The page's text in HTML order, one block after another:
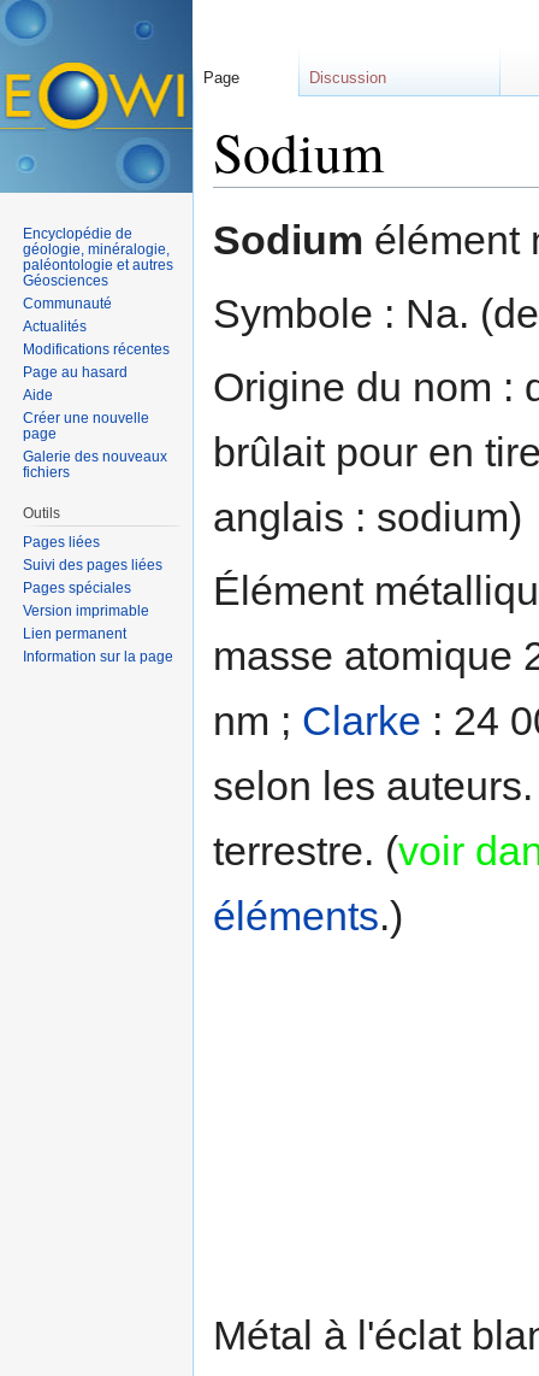
Sodium
Sodium élément
Symbole : Na.
Origine du nom :
brûlait pour en
anglais : sodium)
Élément
masse atomique
nm ; Clarke : 24
selon les
terrestre. (voir
éléments.)
Métal à l'éclat
Page Discussion
Encyclopédie de
géologie, minéralogie,
paléontologie et autres
Géosciences
Communauté
Actualités
Modifications récentes
Page au hasard
Aide
Créer une nouvelle
page
Galerie des nouveaux
fichiers
Outils
Pages liées
Suivi des pages liées
Pages spéciales
Version imprimable
Lien permanent
Information sur la page